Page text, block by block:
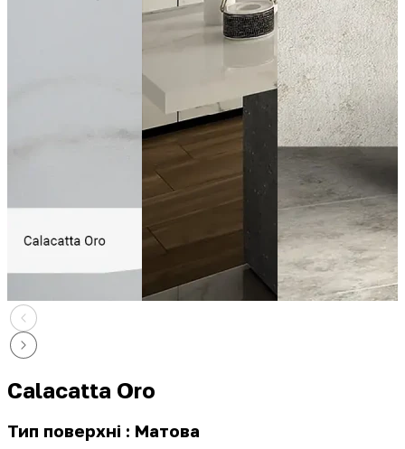
Calacatta Oro
Тип поверхні : Матова